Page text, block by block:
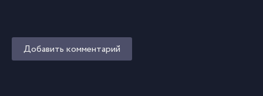
Добавить комментарий